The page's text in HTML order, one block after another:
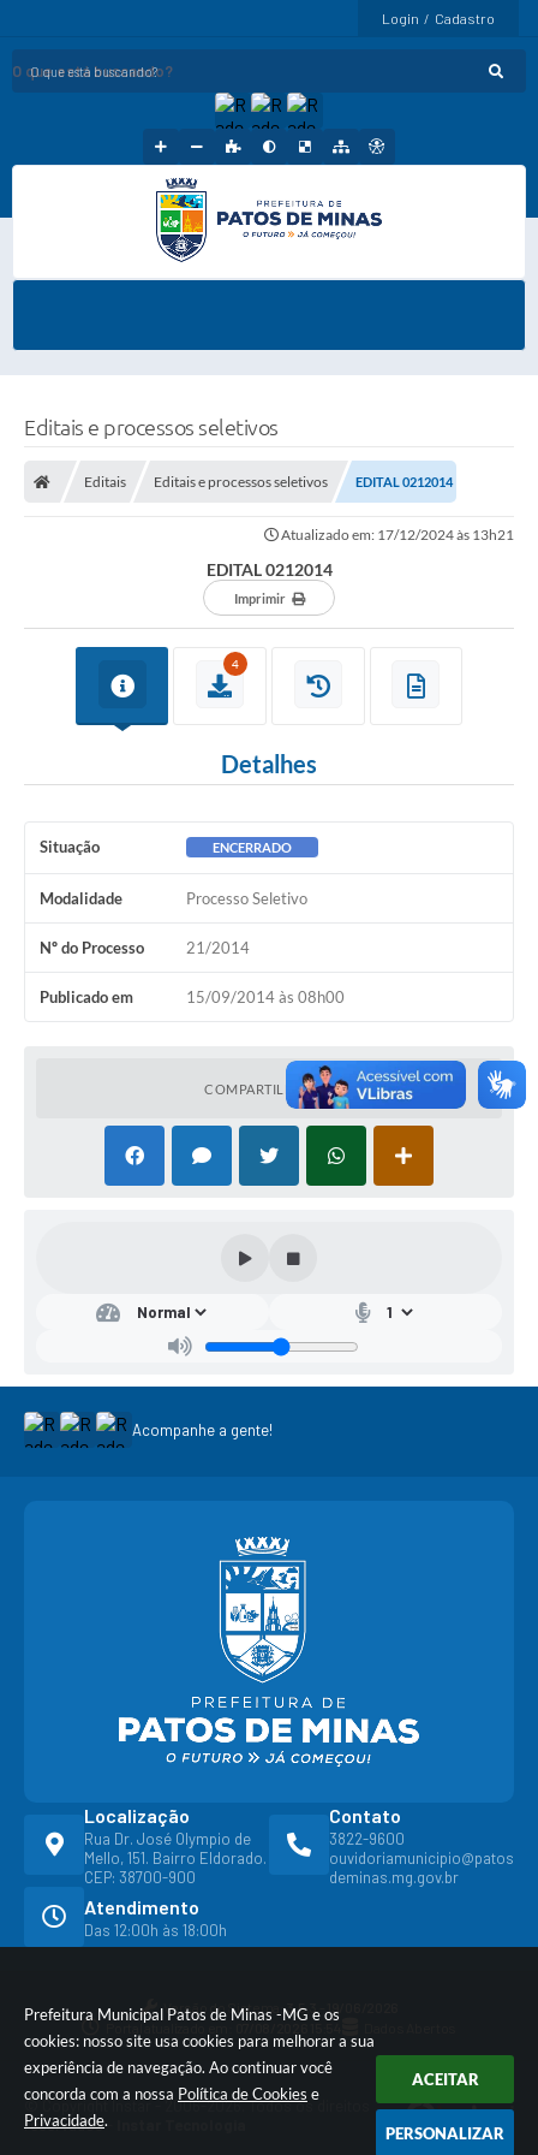
Prefeitura Municipal Patos de Minas -MG e os
cookies: nosso site usa cookies para melhorar a sua
experiência de navegação. Ao continuar você
concorda com a nossa Política de Cookies e
Privacidade.
ACEITAR
PERSONALIZAR
Login / Cadastro
O que está buscando?
Editais e processos seletivos
Editais Editais e processos seletivos EDITAL 0212014
Atualizado em: 17/12/2024 às 13h21
EDITAL 0212014
Imprimir
4
Detalhes
Situação ENCERRADO
Modalidade Processo Seletivo
Nº do Processo 21/2014
Publicado em 15/09/2014 às 08h00
COMPARTILHAR
Acompanhe a gente!
Localização
Rua Dr. José Olympio de
Mello, 151. Bairro Eldorado.
CEP: 38700-900
Contato
3822-9600
ouvidoriamunicipio@patos
deminas.mg.gov.br
Atendimento
Das 12:00h às 18:00h
Versão do Sistema:3.5.3 - 19/06/2026
Portal atualizado em:
© Copyright Instar - 2006-2026. Todos os direitos
reservados -